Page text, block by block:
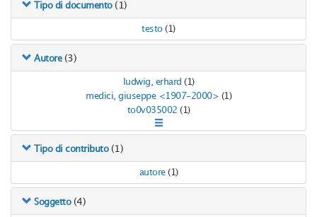
Tipo di documento (1)
testo (1)
Autore (3)
ludwig, erhard (1)
medici, giuseppe <1907-2000> (1)
to0v035002 (1)
Tipo di contributo (1)
autore (1)
Soggetto (4)